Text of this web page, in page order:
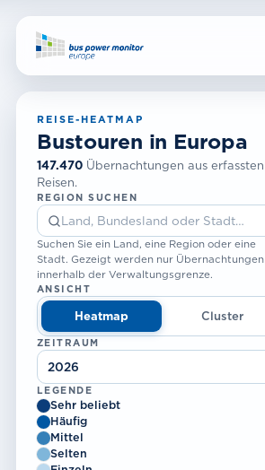
REISE-HEATMAP
Bustouren in Europa
147.470 Übernachtungen aus erfassten
Reisen.
REGION SUCHEN
Suchen Sie ein Land, eine Region oder eine
Stadt. Gezeigt werden nur Übernachtungen
innerhalb der Verwaltungsgrenze.
ANSICHT
Heatmap Cluster
ZEITRAUM
LEGENDE
Sehr beliebt
Häufig
Mittel
Selten